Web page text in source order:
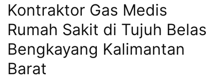
Kontraktor Gas Medis
Rumah Sakit di Tujuh Belas
Bengkayang Kalimantan
Barat